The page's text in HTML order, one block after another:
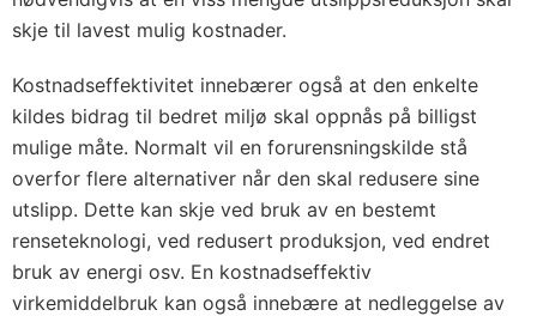
skje til lavest mulig kostnader.
Kostnadseffektivitet innebærer også at den enkelte
kildes bidrag til bedret miljø skal oppnås på billigst
mulige måte. Normalt vil en forurensningskilde stå
overfor flere alternativer når den skal redusere sine
utslipp. Dette kan skje ved bruk av en bestemt
renseteknologi, ved redusert produksjon, ved endret
bruk av energi osv. En kostnadseffektiv
virkemiddelbruk kan også innebære at nedleggelse av